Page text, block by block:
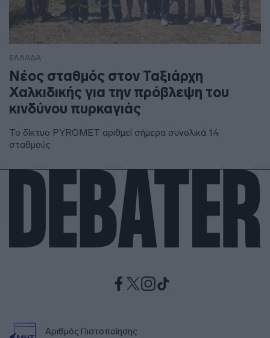
ΕΛΛΑΔΑ
Νέος σταθμός στον Ταξιάρχη
Χαλκιδικής για την πρόβλεψη του
κινδύνου πυρκαγιάς
Το δίκτυο PYROMET αριθμεί σήμερα συνολικά 14
σταθμούς
Αριθμός Πιστοποίησης